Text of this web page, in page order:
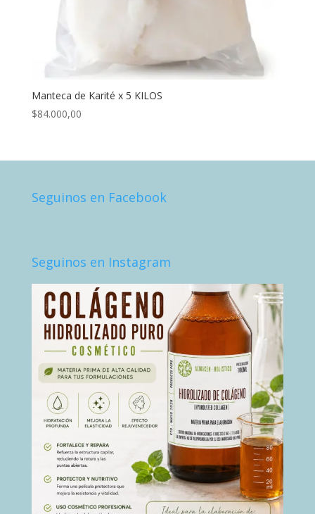
Manteca de Karité x 5 KILOS
$84.000,00
Seguinos en Facebook
Seguinos en Instagram